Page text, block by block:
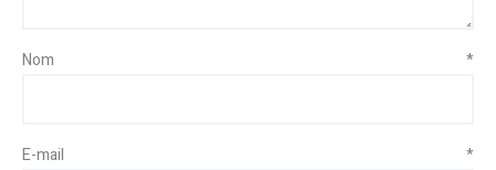
Nom *
E-mail *